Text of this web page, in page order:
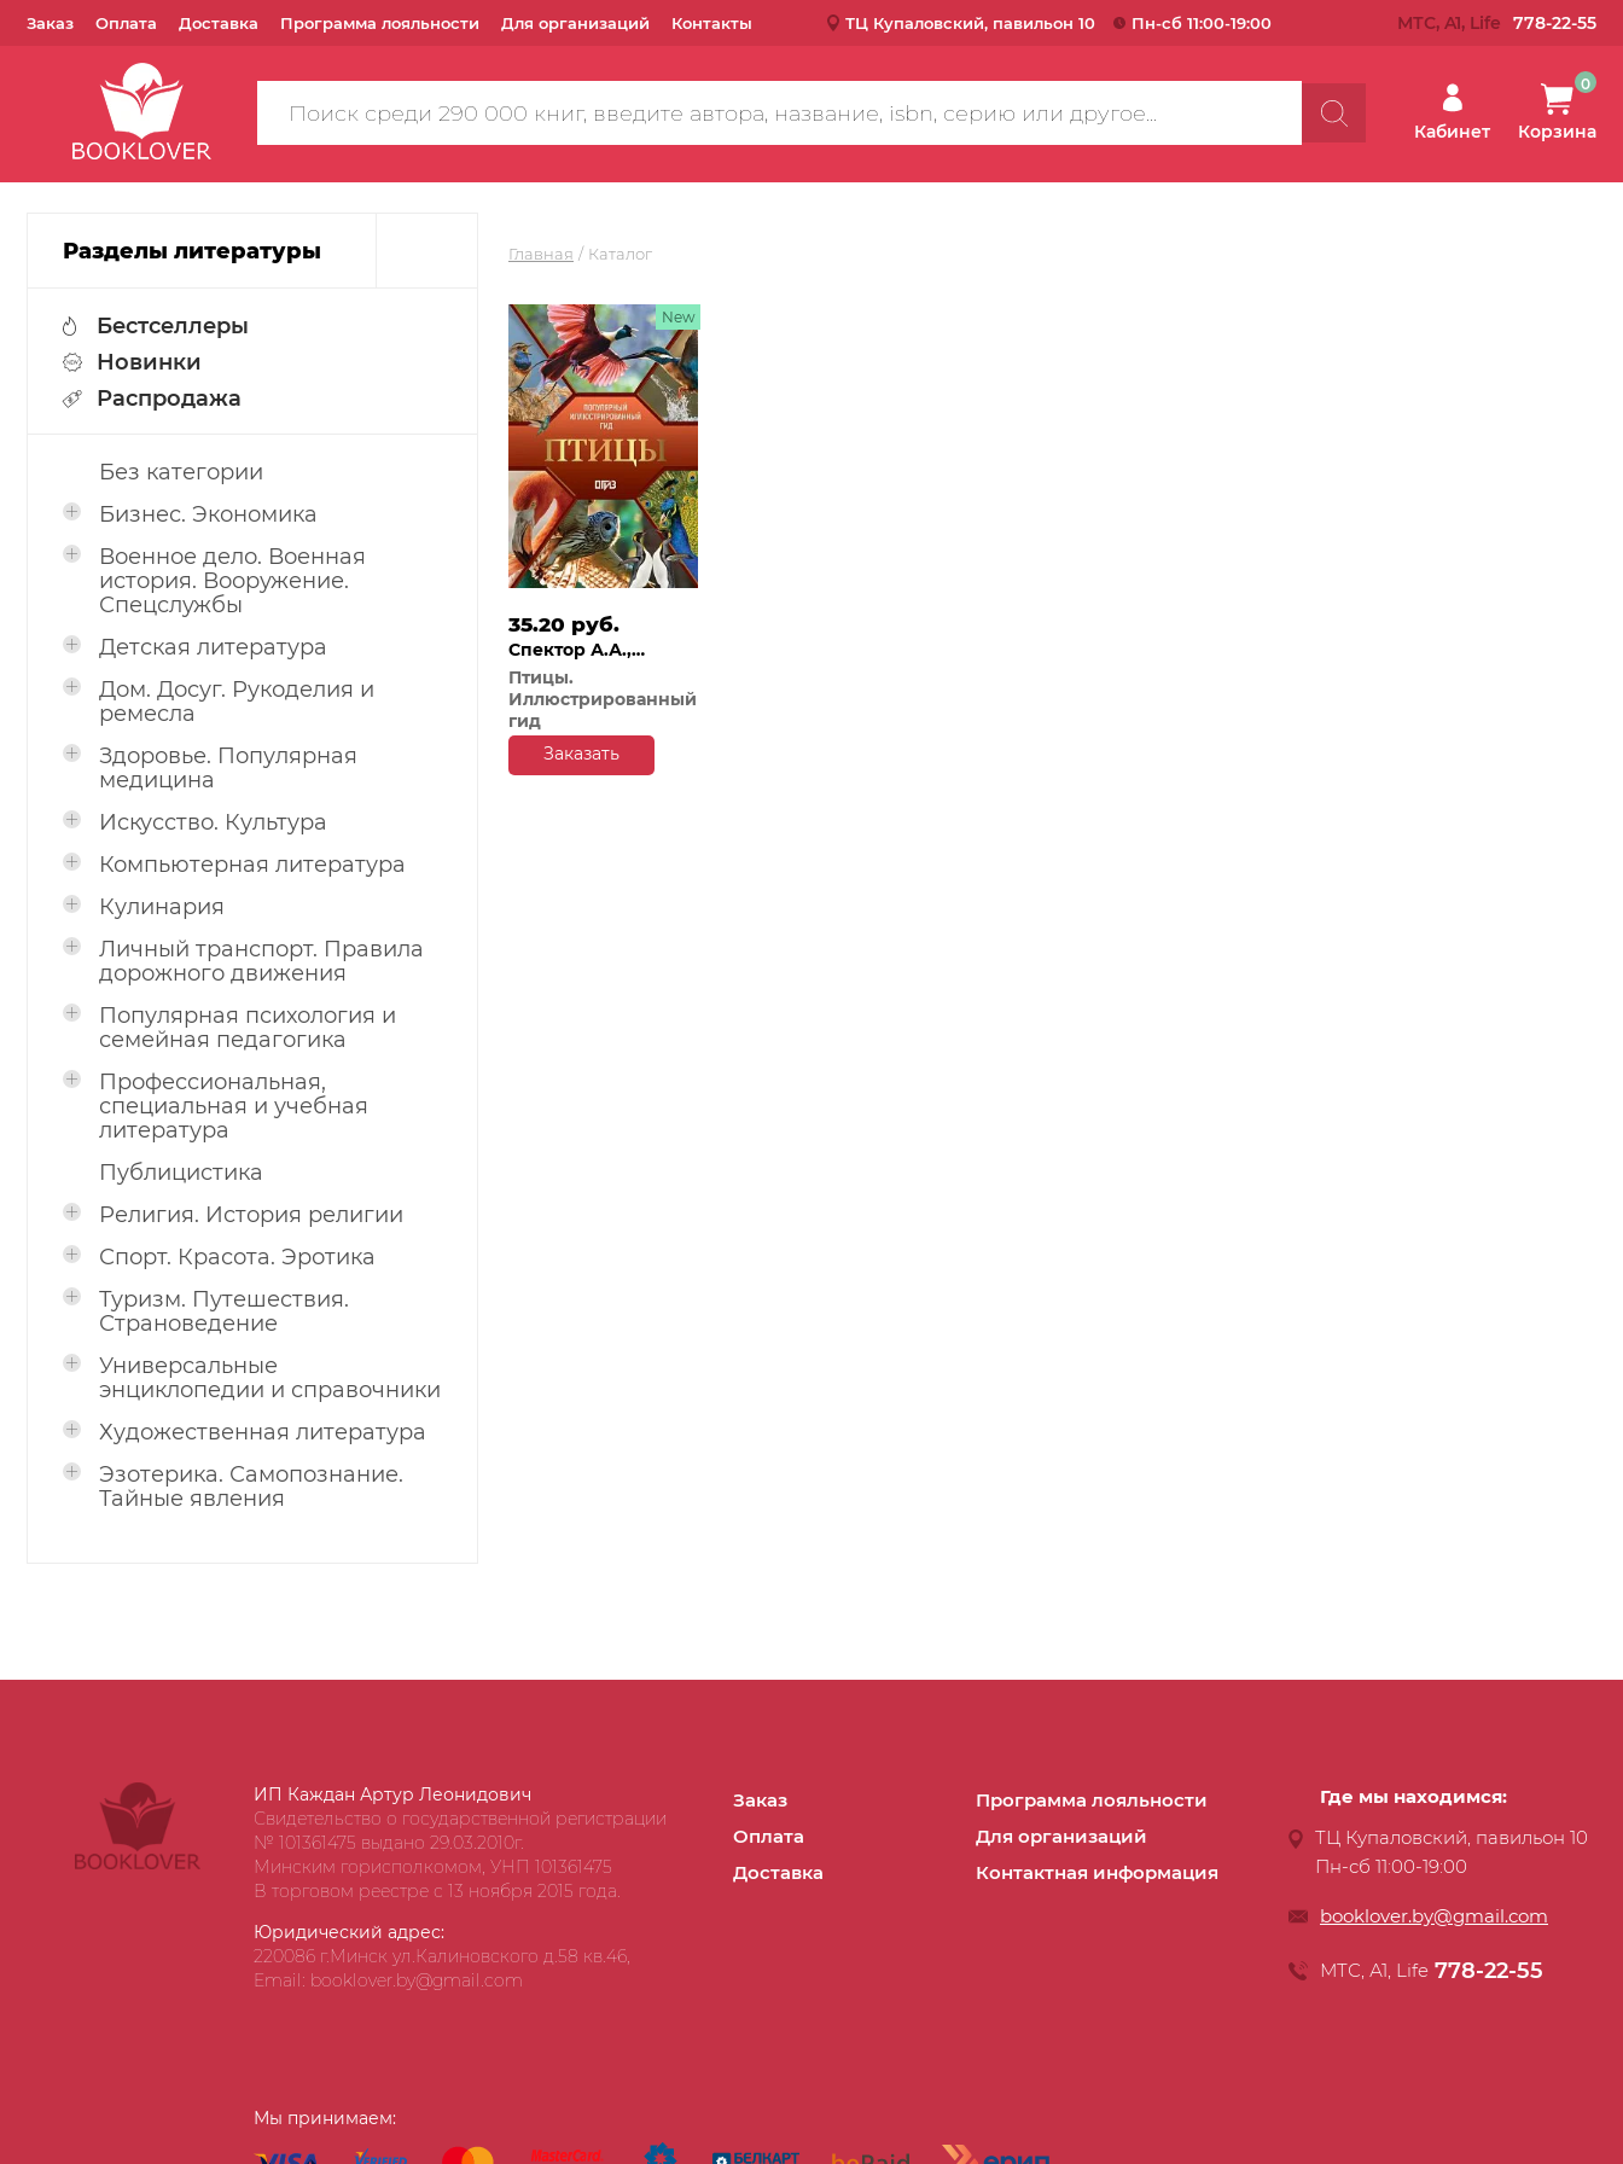
Заказ Оплата Доставка Программа лояльности Для организаций Контакты ТЦ Купаловский, павильон 10 Пн-сб 11:00-19:00 МТС, A1, Life 778-22-55
Поиск
по
Кабинет Корзина
0
Разделы литературы
Бестселлеры
Новинки
Распродажа
Без категории
Бизнес. Экономика
Военное дело. Военная
история. Вооружение.
Спецслужбы
Детская литература
Дом. Досуг. Рукоделия и
ремесла
Здоровье. Популярная
медицина
Искусство. Культура
Компьютерная литература
Кулинария
Личный транспорт. Правила
дорожного движения
Популярная психология и
семейная педагогика
Профессиональная,
специальная и учебная
литература
Публицистика
Религия. История религии
Спорт. Красота. Эротика
Туризм. Путешествия.
Страноведение
Универсальные
энциклопедии и справочники
Художественная литература
Эзотерика. Самопознание.
Тайные явления
Главная Каталог
35.20 руб.
Спектор А.А.,
Папуниди Е.А.
Птицы.
Иллюстрированный
гид
New
Заказать
ИП Каждан Артур Леонидович
Свидетельство о государственной регистрации
№ 101361475 выдано 29.03.2010г.
Минским горисполкомом, УНП 101361475
В торговом реестре с 13 ноября 2015 года.
Юридический адрес:
220086 г.Минск ул.Калиновского д.58 кв.46,
Email: booklover.by@gmail.com
Заказ
Оплата
Доставка
Программа лояльности
Для организаций
Контактная информация
Мы принимаем:
Где мы находимся:
ТЦ Купаловский, павильон 10
Пн-сб 11:00-19:00
booklover.by@gmail.com
МТС, А1, Life 778-22-55